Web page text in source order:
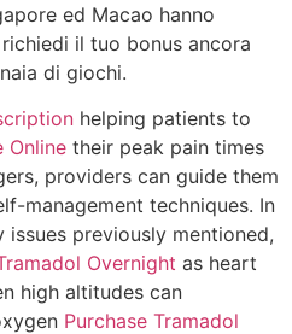
ed Macao hanno
il tuo bonus ancora
di giochi.
helping patients to
Online their peak pain times
providers can guide them
management techniques. In
previously mentioned,
Overnight as heart
high altitudes can
Purchase Tramadol